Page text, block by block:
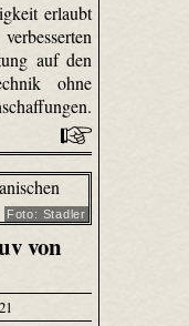
erlaubt
auf den
ohne
Foto: Stadler
von